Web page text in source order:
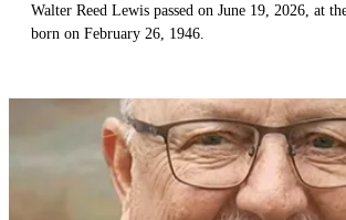
Walter Reed Lewis passed on June 19, 2026, at
born on February 26, 1946.